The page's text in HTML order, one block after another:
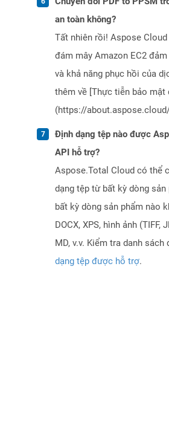
an toàn không?
Tất nhiên rồi! Aspose
đám mây Amazon EC2
và khả năng phục hồi của
thêm về [Thực tiễn bảo mật
(https://
Định dạng tệp nào được
API hỗ trợ?
Aspose.Total Cloud có thể
dạng tệp từ bất kỳ dòng sản
bất kỳ dòng sản phẩm nào
DOCX, XPS, hình ảnh (TIFF,
MD, v.v. Kiểm tra danh sách
dạng tệp được hỗ trợ.